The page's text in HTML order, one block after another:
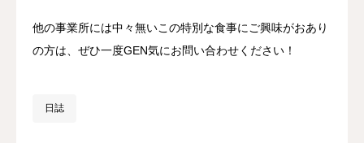
他の事業所には中々無いこの特別な食事にご興味がおあり
の方は、ぜひ一度GEN気にお問い合わせください！
日誌